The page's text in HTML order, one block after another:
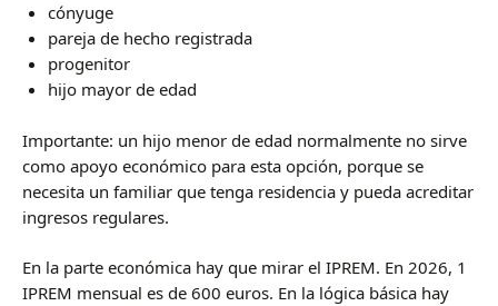
cónyuge
pareja de hecho registrada
progenitor
hijo mayor de edad
Importante: un hijo menor de edad normalmente no sirve
como apoyo económico para esta opción, porque se
necesita un familiar que tenga residencia y pueda acreditar
ingresos regulares.
En la parte económica hay que mirar el IPREM. En 2026, 1
IPREM mensual es de 600 euros. En la lógica básica hay